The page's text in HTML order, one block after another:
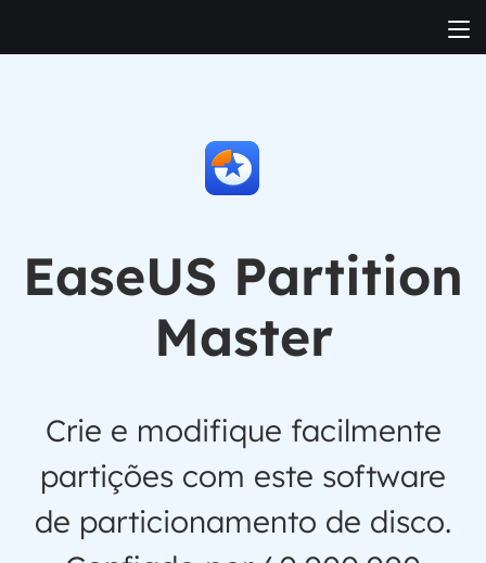
EaseUS Partition
Master
Crie e modifique facilmente
partições com este software
de particionamento de disco.